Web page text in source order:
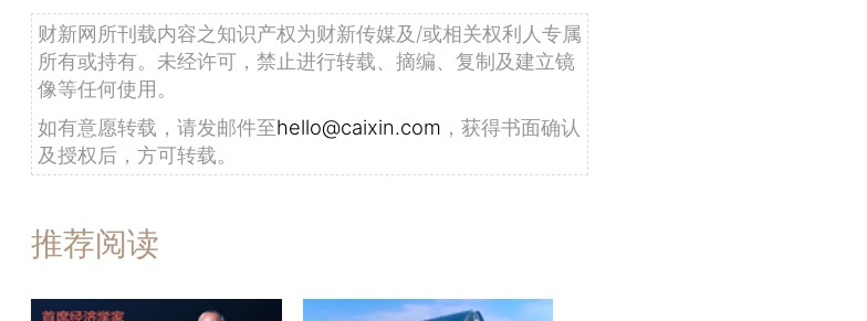
财新网所刊载内容之知识产权为财新传媒及/或相关权利人专属
所有或持有。未经许可，禁止进行转载、摘编、复制及建立镜
像等任何使用。
如有意愿转载，请发邮件至hello@caixin.com ，获得书面确认
及授权后，方可转载。
推荐阅读